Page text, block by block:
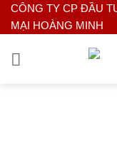
Bỏ
qua
CÔNG TY CP ĐẦU
MẠI HOÀNG MINH